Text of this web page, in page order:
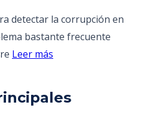
detectar la corrupción en
bastante frecuente
Leer más